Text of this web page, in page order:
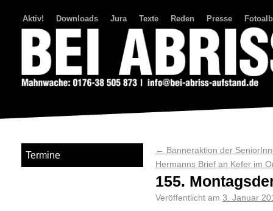
Aktiv! Downloads Jura Texte Reden Presse
← Banneraktion der
Hermanns Brief an Kefer im
155.
Veröffentlicht am 3. Januar
Termine